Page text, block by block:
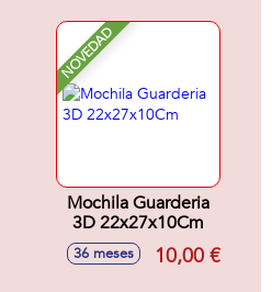
NOVEDAD
Mochila Guarderia
3D 22x27x10Cm
36 meses 10,00 €